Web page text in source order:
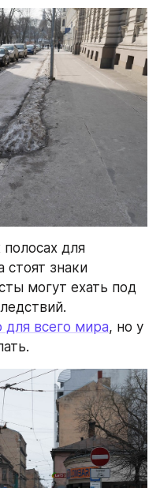
для
стоят знаки
могут ехать под
для всего мира, но у